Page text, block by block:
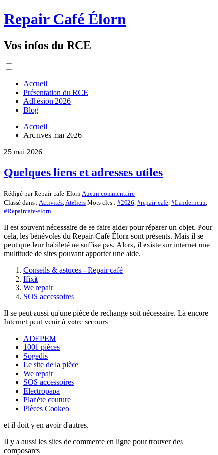
Repair Café Élorn
Vos infos du RCE
Accueil
Présentation du RCE
Adhésion 2026
Blog
Accueil
Archives mai 2026
25 mai 2026
Quelques liens et adresses utiles
Rédigé par Repair-cafe-Elorn Aucun commentaire
Classé dans : Activités Ateliers Mots clés : #2026 #repair-cafe #Landerneau
#Repaircafe-elorn
Il est souvent nécessaire de se faire aider pour réparer un objet. Pour
cela, les bénévoles du Repair-Café Élorn sont présents. Mais il se
peut que leur habileté ne suffise pas. Alors, il existe sur internet une
multitude de sites pouvant apporter une aide.
Conseils & astuces - Repair café
Ifixit
We repair
SOS accessoires
Il se peut aussi qu'une pièce de rechange soit nécessaire. Là encore
Internet peut venir à votre secours
ADEPEM
1001 pièces
Sogedis
Le site de la pièce
We repair
SOS accessoires
Electropapa
Planète couture
Pièces Cookeo
et il doit y en avoir d'autres.
Il y a aussi les sites de commerce en ligne pour trouver des
composants